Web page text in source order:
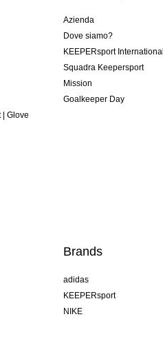
| Glove
Azienda
Dove siamo?
KEEPERsport International
Squadra Keepersport
Mission
Goalkeeper Day
Brands
adidas
KEEPERsport
NIKE